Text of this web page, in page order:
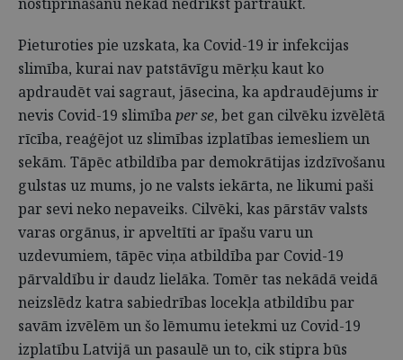
Pieturoties pie uzskata, ka Covid-19 ir infekcijas
slimība, kurai nav patstāvīgu mērķu kaut ko
apdraudēt vai sagraut, jāsecina, ka apdraudējums ir
nevis Covid-19 slimībaper se, bet gan cilvēku izvēlētā
rīcība, reaģējot uz slimības izplatības iemesliem un
sekām. Tāpēc atbildība par demokrātijas izdzīvošanu
gulstas uz mums, jo ne valsts iekārta, ne likumi paši
par sevi neko nepaveiks. Cilvēki, kas pārstāv valsts
varas orgānus, ir apveltīti ar īpašu varu un
uzdevumiem, tāpēc viņa atbildība par Covid-19
pārvaldību ir daudz lielāka. Tomēr tas nekādā veidā
neizslēdz katra sabiedrības locekļa atbildību par
savām izvēlēm un šo lēmumu ietekmi uz Covid-19
izplatību Latvijā un pasaulē un to, cik stipra būs